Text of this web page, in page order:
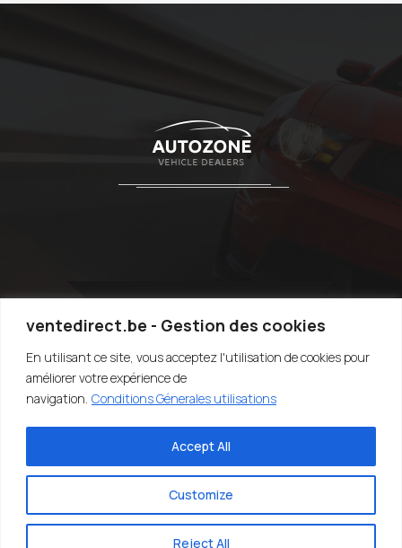
ventedirect.be - Gestion des cookies
En utilisant ce site, vous acceptez l'utilisation de cookies pour
améliorer votre expérience de
navigation. Conditions Génerales utilisations
Customize
Reject All
Accept All
TOP
©2020-2022 VENTEDIRECT.BE - VENDRE SA VOITURE RAPIDEMENT -
EASY4YOU SRL - TVA:BE0707.767.824 - DESIGN BY SARIUS SRL